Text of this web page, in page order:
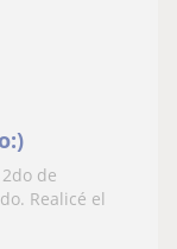
de
Realicé el